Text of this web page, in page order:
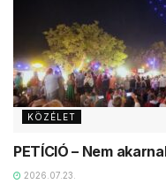
KÖZÉLET
PETÍCIÓ – Nem
2026.07.23.